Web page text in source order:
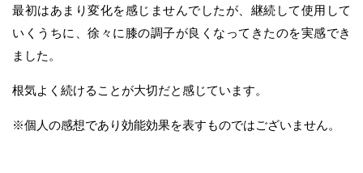
最初はあまり変化を感じませんでしたが、継続して使用して
いくうちに、徐々に膝の調子が良くなってきたのを実感でき
ました。
根気よく続けることが大切だと感じています。
※個人の感想であり効能効果を表すものではございません。